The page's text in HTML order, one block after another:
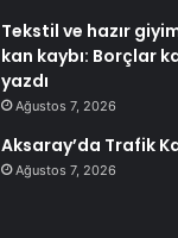
Tekstil ve hazır
kan kaybı: Borçlar
yazdı
Ağustos 7, 2026
Aksaray’da Trafik
Ağustos 7, 2026